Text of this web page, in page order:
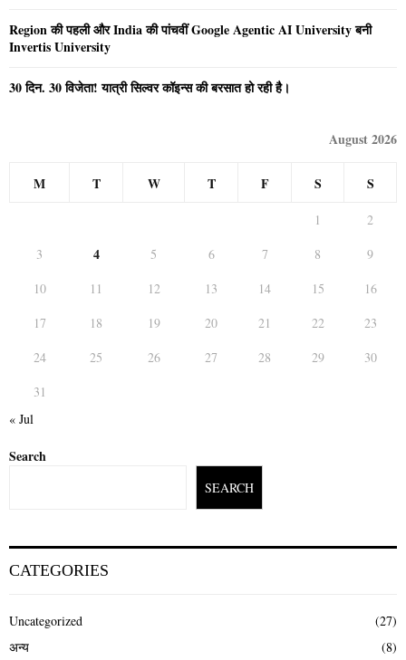
Region की पहली और India की पांचवीं Google Agentic AI University बनी
Invertis University
30 दिन. 30 विजेता! यात्री सिल्वर कॉइन्स की बरसात हो रही है।
August 2026
M T W T F S S
1
2
3
4 5 6 7 8
9
10
11 12 13 14 15
16
17
18 19 20 21 22
23
24
25 26 27 28 29
30
31
« Jul
Search
SEARCH
CATEGORIES
Uncategorized
(27)
अन्य
(8)